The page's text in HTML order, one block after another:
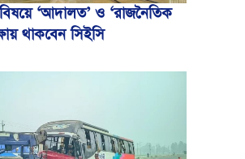
‘আদালত’ ও ‘রাজনৈতিক
থাকবেন সিইসি